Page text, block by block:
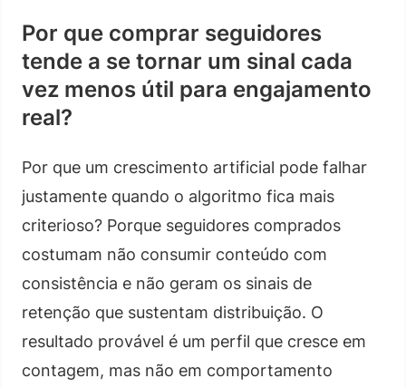
Por que comprar seguidores
tende a se tornar um sinal cada
vez menos útil para engajamento
real?
Por que um crescimento artificial pode falhar
justamente quando o algoritmo fica mais
criterioso? Porque seguidores comprados
costumam não consumir conteúdo com
consistência e não geram os sinais de
retenção que sustentam distribuição. O
resultado provável é um perfil que cresce em
contagem, mas não em comportamento